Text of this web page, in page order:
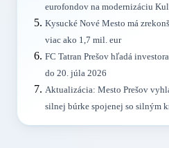
eurofondov na modernizáciu
Kysucké Nové Mesto má
viac ako 1,7 mil. eur
FC Tatran Prešov hľadá
do 20. júla 2026
Aktualizácia: Mesto Prešov
silnej búrke spojenej so silným